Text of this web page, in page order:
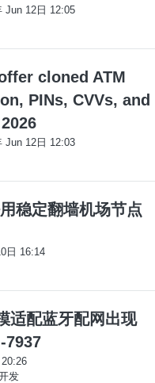
Jun 12日 12:05
cloned ATM
PINs, CVVs, and
Jun 12日 12:03
稳定翻墙机场节点
日 16:14
适配蓝牙配网出现
7937
发